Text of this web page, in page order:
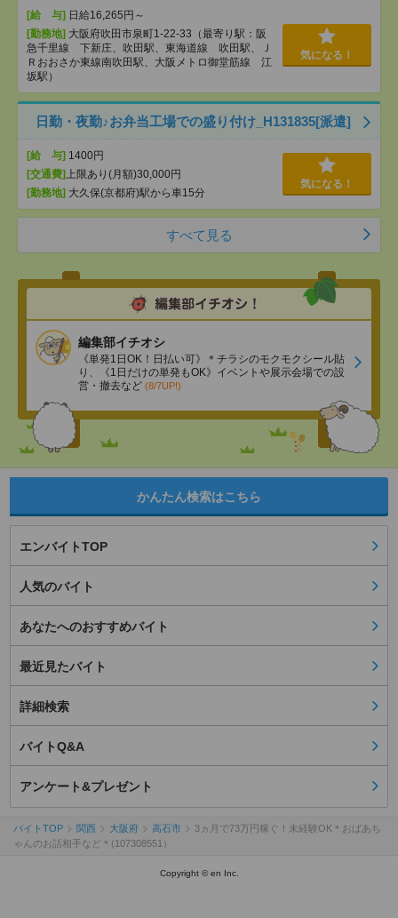
[給 与] 日給16,265円～
[勤務地] 大阪府吹田市泉町1-22-33（最寄り駅：阪
急千里線 下新庄、吹田駅、東海道線 吹田駅、Ｊ
Ｒおおさか東線南吹田駅、大阪メトロ御堂筋線 江
坂駅）
気になる！
日勤・夜勤♪お弁当工場での盛り付け_H131835[派遣]
[給 与] 1400円
[交通費] 上限あり(月額)30,000円
[勤務地] 大久保(京都府)駅から車15分
気になる！
すべて見る
編集部イチオシ
《単発1日OK！日払い可》＊チラシのモクモクシール貼
り、《1日だけの単発もOK》イベントや展示会場での設
営・撤去など (8/7UP!)
かんたん検索はこちら
エンバイトTOP
人気のバイト
あなたへのおすすめバイト
最近見たバイト
詳細検索
バイトQ&A
アンケート&プレゼント
バイトTOP 関西 大阪府 高石市
3ヵ月で73万円稼ぐ！未経験OK＊おばあち
ゃんのお話相手など＊(107308551）
Copyright © en Inc.